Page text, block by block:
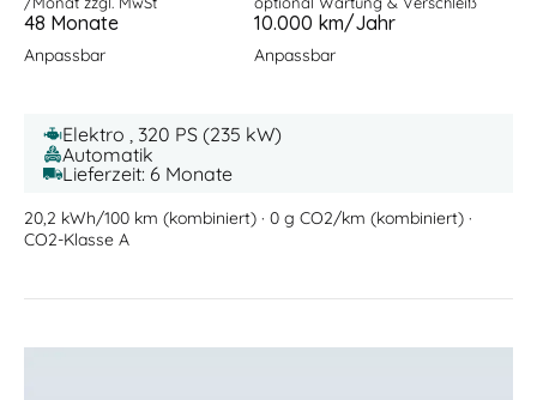
48 Monate
Anpassbar
10.000 km/Jahr
Anpassbar
Elektro , 320 PS (235 kW)
Automatik
Lieferzeit: 6 Monate
20,2 kWh/100 km (kombiniert) · 0 g CO2/km (kombiniert) ·
CO2-Klasse A